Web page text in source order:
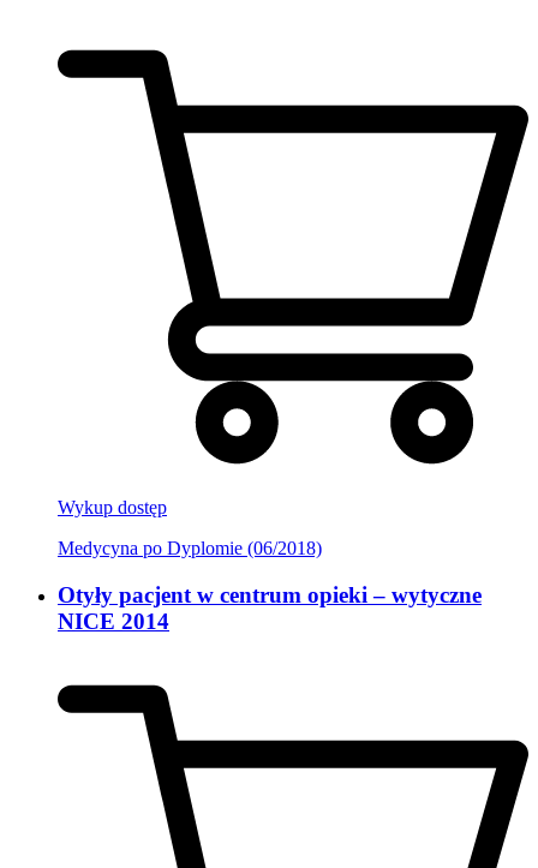
Wykup dostęp
Medycyna po Dyplomie (06/2018)
Otyły pacjent w centrum opieki – wytyczne
NICE 2014